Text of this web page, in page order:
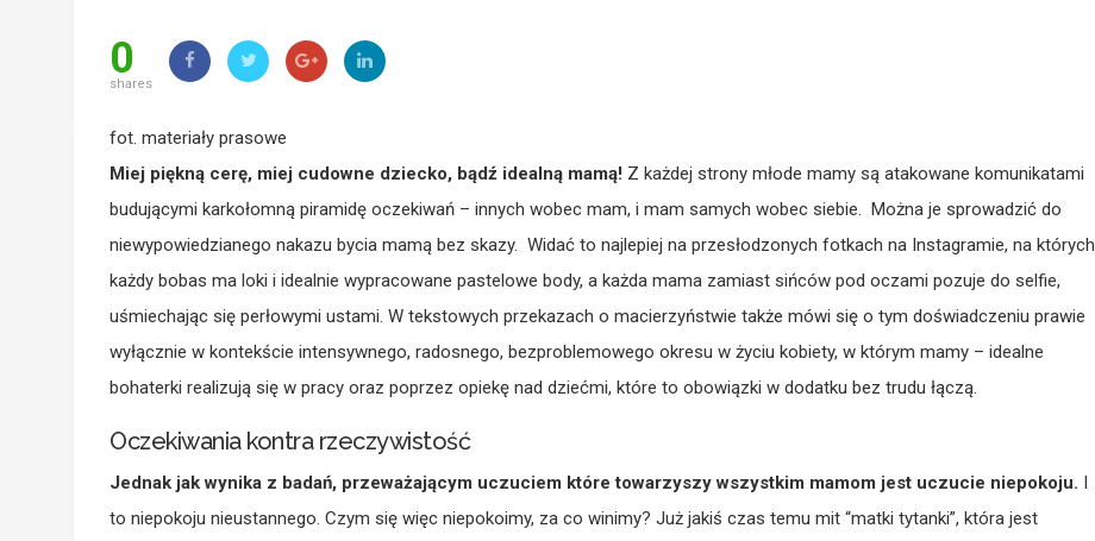
0
shares
fot. materiały prasowe
Miej piękną cerę, miej cudowne dziecko, bądź idealną mamą! Z każdej strony młode mamy są atakowane komunikatami
budującymi karkołomną piramidę oczekiwań – innych wobec mam, i mam samych wobec siebie. Można je sprowadzić do
niewypowiedzianego nakazu bycia mamą bez skazy. Widać to najlepiej na przesłodzonych fotkach na Instagramie, na których
każdy bobas ma loki i idealnie wypracowane pastelowe body, a każda mama zamiast sińców pod oczami pozuje do selfie,
uśmiechając się perłowymi ustami. W tekstowych przekazach o macierzyństwie także mówi się o tym doświadczeniu prawie
wyłącznie w kontekście intensywnego, radosnego, bezproblemowego okresu w życiu kobiety, w którym mamy – idealne
bohaterki realizują się w pracy oraz poprzez opiekę nad dziećmi, które to obowiązki w dodatku bez trudu łączą.
Oczekiwania kontra rzeczywistość
Jednak jak wynika z badań, przeważającym uczuciem które towarzyszy wszystkim mamom jest uczucie niepokoju. I
to niepokoju nieustannego. Czym się więc niepokoimy, za co winimy? Już jakiś czas temu mit “matki tytanki”, która jest